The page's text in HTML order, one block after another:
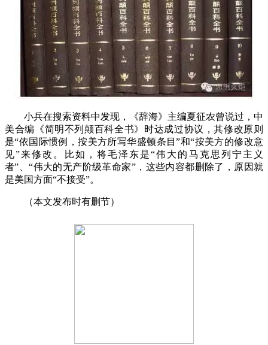
小兵在搜索资料中发现，《辞海》主编夏征农曾说过，中
美合编《简明不列颠百科全书》时达成过协议，其修改原则
是“依国际惯例，按美方所写华盛顿条目”和“按美方的修改意
见”来修改。比如，将毛泽东是“伟大的马克思列宁主义
者”、“伟大的无产阶级革命家”，这些内容都删除了，原因就
是美国方面“不接受”。
（本文发布时有删节）